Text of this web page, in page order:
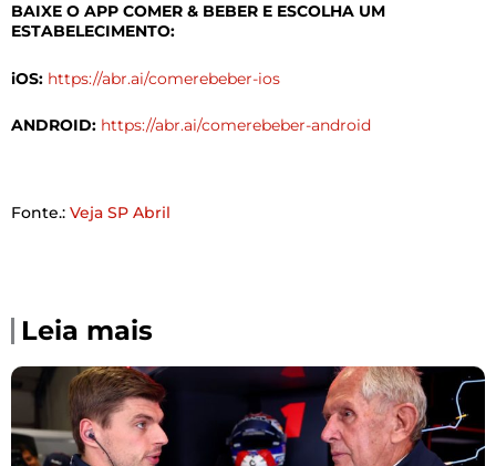
BAIXE O APP COMER & BEBER E ESCOLHA UM
ESTABELECIMENTO:
iOS: https://abr.ai/comerebeber-ios
ANDROID: https://abr.ai/comerebeber-android
Fonte.: Veja SP Abril
Leia mais